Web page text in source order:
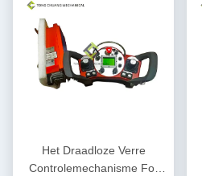
Het Draadloze Verre
Controlemechanisme For